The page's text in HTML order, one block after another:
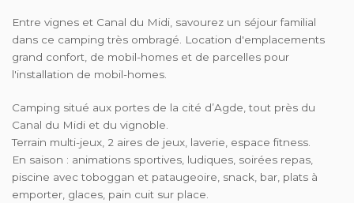
Entre vignes et Canal du Midi, savourez un séjour familial
dans ce camping très ombragé. Location d'emplacements
grand confort, de mobil-homes et de parcelles pour
l'installation de mobil-homes.
Camping situé aux portes de la cité d’Agde, tout près du
Canal du Midi et du vignoble.
Terrain multi-jeux, 2 aires de jeux, laverie, espace fitness.
En saison : animations sportives, ludiques, soirées repas,
piscine avec toboggan et pataugeoire, snack, bar, plats à
emporter, glaces, pain cuit sur place.